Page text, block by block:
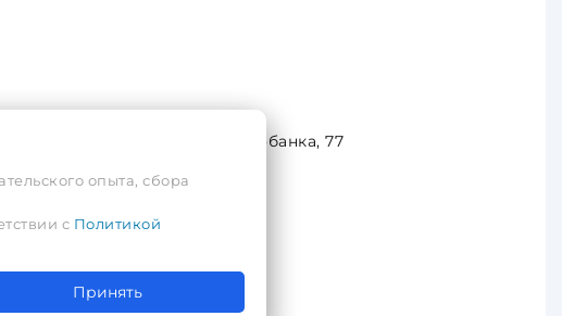
г. Минск, ул. Лобанка, 77
опыта, сбора
с Политикой
Принять